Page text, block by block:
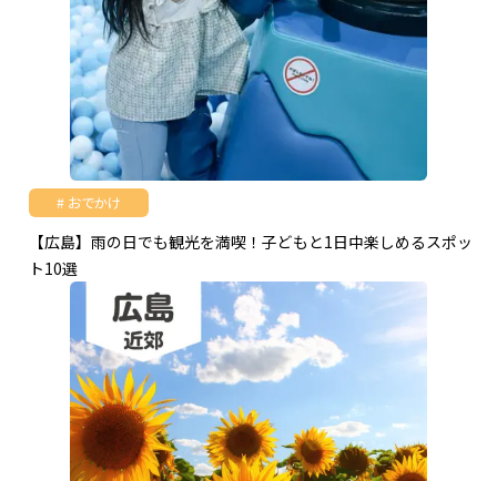
おでかけ
【広島】雨の日でも観光を満喫！子どもと1日中楽しめるスポッ
ト10選